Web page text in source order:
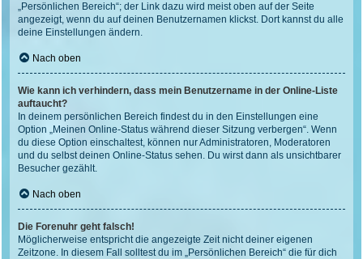
„Persönlichen Bereich“; der Link dazu wird meist oben auf der Seite
angezeigt, wenn du auf deinen Benutzernamen klickst. Dort kannst du alle
deine Einstellungen ändern.
Nach oben
Wie kann ich verhindern, dass mein Benutzername in der Online-Liste
auftaucht?
In deinem persönlichen Bereich findest du in den Einstellungen eine
Option „Meinen Online-Status während dieser Sitzung verbergen“. Wenn
du diese Option einschaltest, können nur Administratoren, Moderatoren
und du selbst deinen Online-Status sehen. Du wirst dann als unsichtbarer
Besucher gezählt.
Nach oben
Die Forenuhr geht falsch!
Möglicherweise entspricht die angezeigte Zeit nicht deiner eigenen
Zeitzone. In diesem Fall solltest du im „Persönlichen Bereich“ die für dich